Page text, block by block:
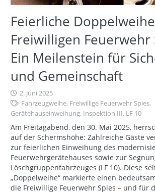
Feierliche
Freiwilligen Feuerwehr
Ein Meilenstein für
und Gemeinschaft
2. Juni 2025
Fahrzeugweihe, Freiwillige Feuerwehr Spies,
Gerätehauseinweihung, Inspektion III, LF 10
Am Freitagabend, den 30. Mai 2025,
auf der Schermshöhe: Zahlreiche Gäste
zur feierlichen Einweihung des
Feuerwehrgerätehauses sowie zur
Löschgruppenfahrzeuges (LF 10). Diese
„Doppelweihe“ markierte einen
die Freiwillige Feuerwehr Spies – und für